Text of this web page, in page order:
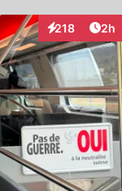
218
Interaktionen
2h